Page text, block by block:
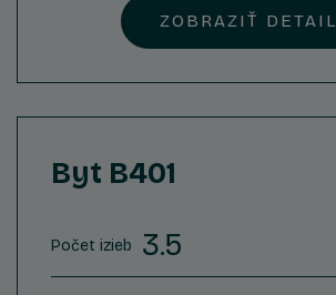
ZOBRAZIŤ DETAIL
Byt B401
Počet izieb 3.5